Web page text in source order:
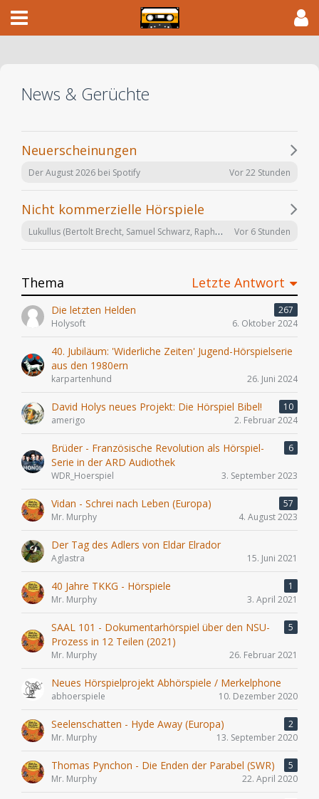
News & Gerüchte
Neuerscheinungen
Der August 2026 bei Spotify Vor 22 Stunden
Nicht kommerzielle Hörspiele
Lukullus (Bertolt Brecht, Samuel Schwarz, Raphael Urweider) SRF 2018 Vor 6 Stunden
Thema Letzte Antwort
Die letzten Helden
267
Holysoft
6. Oktober 2024
40. Jubiläum: 'Widerliche Zeiten' Jugend-Hörspielserie
aus den 1980ern
karpartenhund 26. Juni 2024
David Holys neues Projekt: Die Hörspiel Bibel!
10
amerigo
2. Februar 2024
Brüder - Französische Revolution als Hörspiel-
Serie in der ARD Audiothek
6
WDR_Hoerspiel 3. September 2023
Vidan - Schrei nach Leben (Europa)
57
Mr. Murphy
4. August 2023
Der Tag des Adlers von Eldar Elrador
Aglastra 15. Juni 2021
40 Jahre TKKG - Hörspiele
1
Mr. Murphy
3. April 2021
SAAL 101 - Dokumentarhörspiel über den NSU-
Prozess in 12 Teilen (2021)
5
Mr. Murphy 26. Februar 2021
Neues Hörspielprojekt Abhörspiele / Merkelphone
abhoerspiele 10. Dezember 2020
Seelenschatten - Hyde Away (Europa)
2
Mr. Murphy
13. September 2020
Thomas Pynchon - Die Enden der Parabel (SWR)
5
Mr. Murphy
22. April 2020